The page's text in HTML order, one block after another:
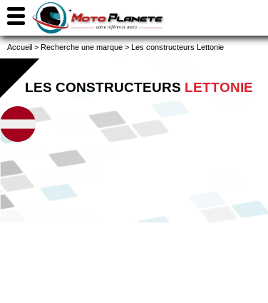
Accueil > Recherche une marque > Les constructeurs Lettonie
LES CONSTRUCTEURS LETTONIE